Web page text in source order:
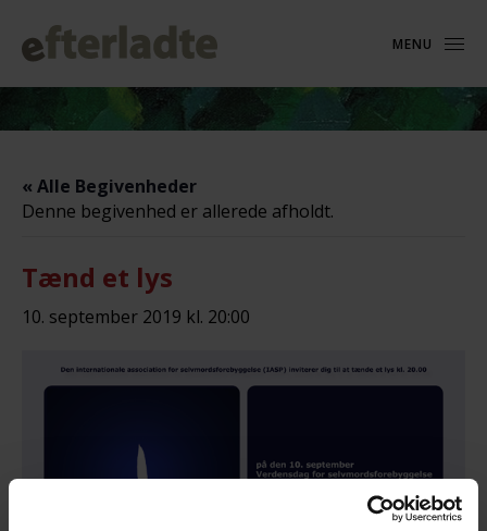
MENU
« Alle Begivenheder
Denne begivenhed er allerede afholdt.
Tænd et lys
10. september 2019 kl. 20:00